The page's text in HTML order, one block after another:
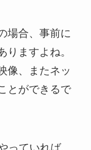
場合、事前に
りますよね。
像、またネッ
とができるで
っていれば、